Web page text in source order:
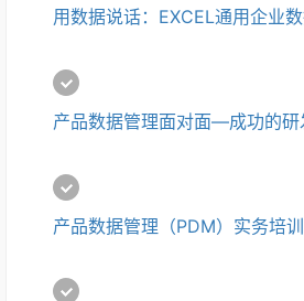
产品数据管理（PDM）实务培训